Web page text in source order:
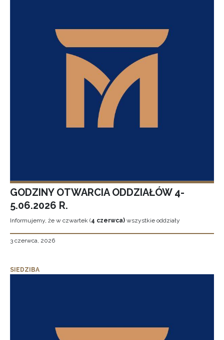
GODZINY OTWARCIA ODDZIAŁÓW 4-
5.06.2026 R.
Informujemy, że w czwartek (4 czerwca) wszystkie oddziały
3 czerwca, 2026
SIEDZIBA